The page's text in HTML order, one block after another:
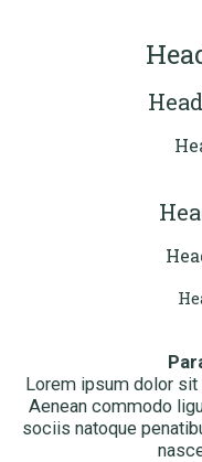
Lorem ipsum dolor
Aenean commodo
sociis natoque